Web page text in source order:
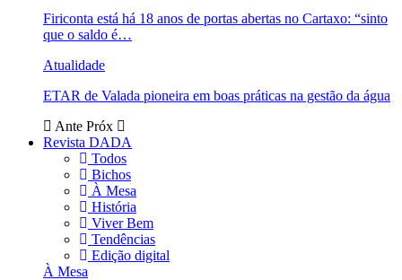
Firiconta está há 18 anos de portas abertas no Cartaxo: “sinto
que o saldo é…
Atualidade
ETAR de Valada pioneira em boas práticas na gestão da água
Ante Próx
Revista DADA
Todos
Bichos
À Mesa
História
Viver Bem
Tendências
Edição digital
À Mesa